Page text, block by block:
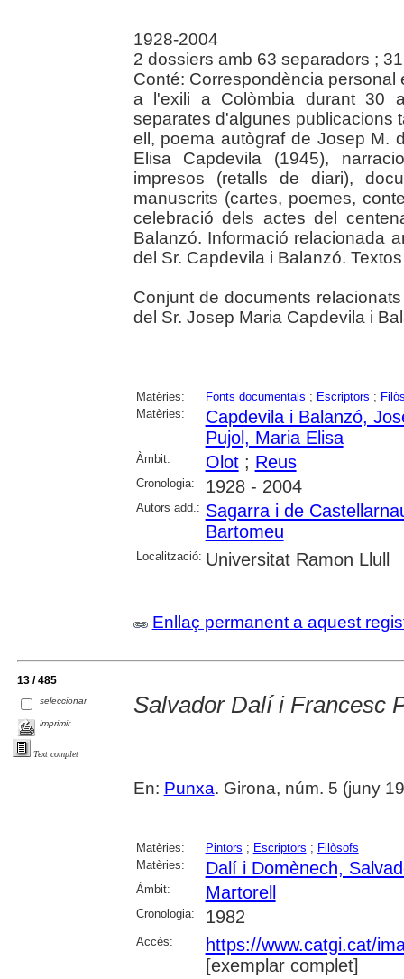
1928-2004
2 dossiers amb 63 separadors ;
Conté: Correspondència
a l'exili a Colòmbia durant 30
separates d'algunes publicacions
ell, poema autògraf de Josep M.
Elisa Capdevila (1945),
impresos (retalls de diari),
manuscrits (cartes, poemes,
celebració dels actes del
Balanzó. Informació relacionada
del Sr. Capdevila i Balanzó.
Conjunt de documents
del Sr. Josep Maria Capdevila i
Matèries: Fonts documentals ; Escriptors ;
Matèries:
Capdevila i Balanzó,
Pujol, Maria Elisa
Àmbit: Olot; Reus
Cronologia: 1928 - 2004
Autors add.: Sagarra i de
Bartomeu
Localització: Universitat Ramon Llull
Enllaç permanent a aquest
13 / 485
seleccionar
imprimir
Text complet
Salvador Dalí i Francesc
En: Punxa. Girona, núm. 5 (juny
Matèries: Pintors ; Escriptors ; Filòsofs
Matèries:
Dalí i Domènech,
Àmbit: Martorell
Cronologia: 1982
Accés:
https://www.catgi.cat/
[exemplar complet]